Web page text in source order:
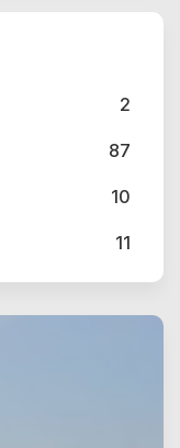
2
87
10
11